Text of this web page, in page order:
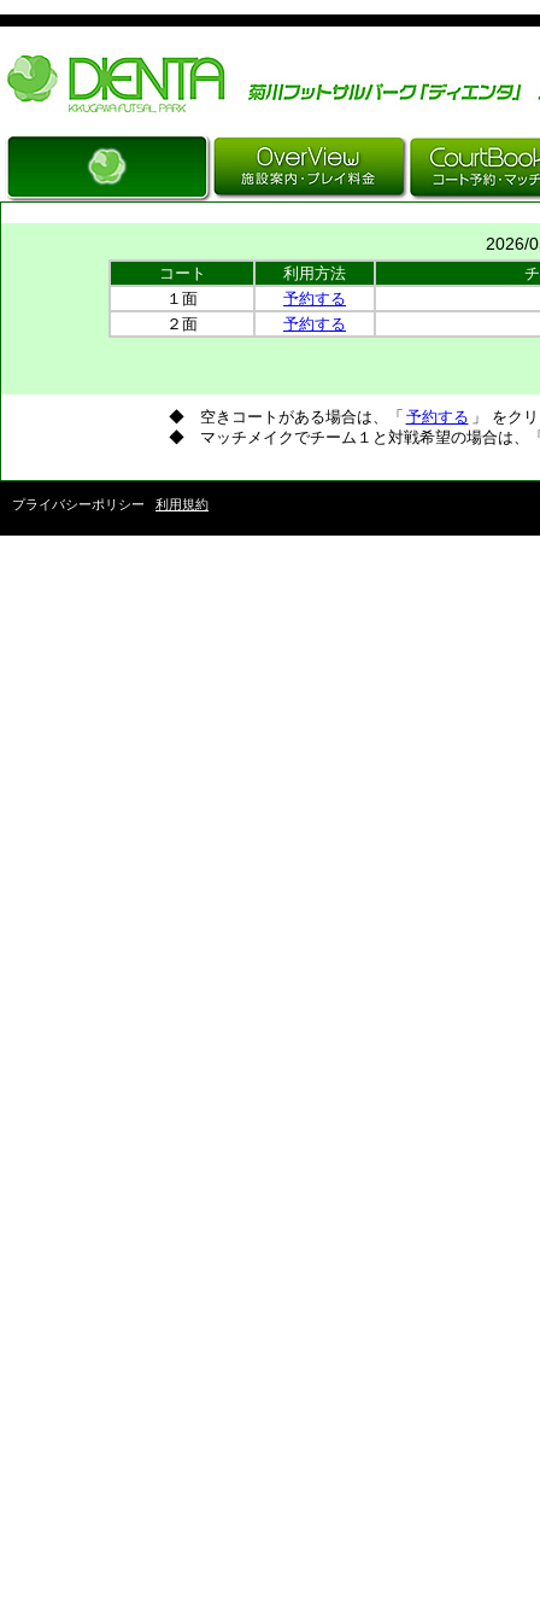
2026/
コート
利用方法
１面
予約する
２面
予約する
◆ 空きコートがある場合は、「 予約する 」 をク
◆ マッチメイクでチーム１と対戦希望の場合は、
プライバシーポリシー 利用規約